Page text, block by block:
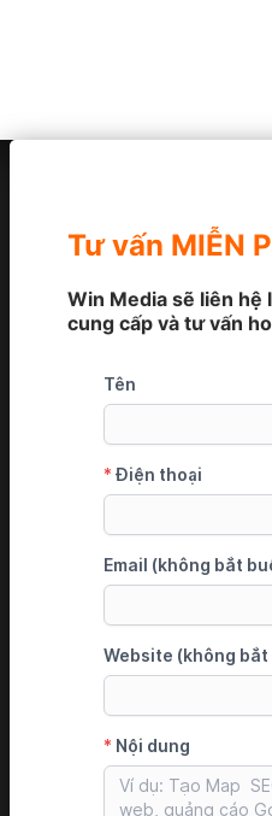
Tư vấn MIỄN
Win Media sẽ liên hệ
cung cấp và tư vấn